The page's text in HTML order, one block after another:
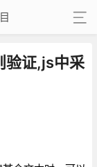
验证,js中采